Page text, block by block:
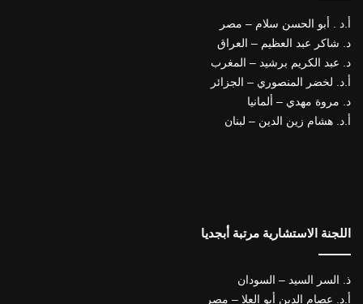
أ.د . أبو الحسن سلام – مصر
د. شاكر عبد العظيم – العراق
د. عبد الكريم برشيد – المغرب
أ.د. لخضر المنصوري – الجزائر
د. مروة مهدي – ألمانيا
أ.د. هشام زين الدين – لبنان
اللجنة الاستشارية مرتبة أبجديا
ذ. السر السيد – السودان
أ.د. عصام الدين أبو العلا – مصر